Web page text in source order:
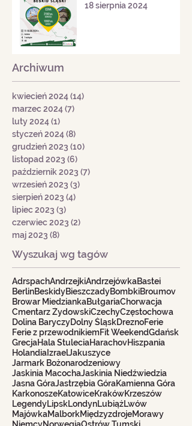
18 sierpnia 2024
Archiwum
kwiecień 2024(14)
marzec 2024(7)
luty 2024(1)
styczeń 2024(8)
grudzień 2023 (10)
listopad 2023 (6)
październik 2023 (7)
wrzesień 2023 (3)
sierpień 2023 (4)
lipiec 2023 (3)
czerwiec 2023 (2)
maj 2023 (8)
Wyszukaj wg tagów
AdrspachAndrzejkiAndrzejówkaBastei
BerlinBeskidyBieszczadyBombkiBroumov
Browar MiedziankaBułgariaChorwacja
Cmentarz ŻydowskiCzechyCzęstochowa
Dolina BaryczyDolny ŚląskDreznoFerie
Ferie z przewodnikiemFit WeekendGdańsk
GrecjaHala StuleciaHarachovHiszpania
Holandia IzraelJakuszyce
Jarmark Bożonarodzeniowy
Jaskinia MacochaJaskinia Niedźwiedzia
Jasna GóraJastrzębia GóraKamienna Góra
KarkonoszeKatowiceKrakówKrzeszów
LegendyLipskLondynLubiążLwów
MajówkaMalborkMiędzyzdrojeMorawy